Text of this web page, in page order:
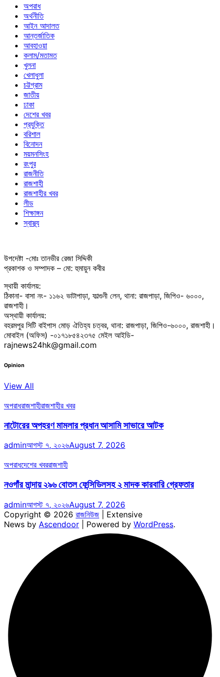
অপরাধ
অর্থনীতি
আইন আদালত
আন্তর্জাতিক
আবহাওয়া
কলাম/মতামত
খুলনা
খেলাধুলা
চট্টগ্রাম
জাতীয়
ঢাকা
দেশের খবর
প্রযুক্তি
বরিশাল
বিনোদন
ময়মনসিংহ
রংপুর
রাজনীতি
রাজশাহী
রাজশাহীর খবর
লীড
শিক্ষাঙ্গন
স্বাস্থ্য
উপদেষ্টা -মোঃ তানভীর রেজা সিদ্দিকী
প্রকাশক ও সম্পাদক – মো: হুমায়ুন কবীর
স্থায়ী কার্যালয়:
ঠিকানা- বাসা নং- ১১৬২ ভাটাপাড়া, ফাল্গুনী লেন, থানা: রাজপাড়া, জিপিও- ৬০০০,
রাজশাহী।
অস্থায়ী কার্যালয়:
বহরমপুর সিটি বাইপাস মোড় ঐতিহ্য চত্বর, থানা: রাজপাড়া, জিপিও-৬০০০, রাজশাহী।
মোবাইল (অফিস) -০১৭১৮৫৪২৩৭৫ মেইল আইডি-
rajnews24hk@gmail.com
Opinion
View All
অপরাধরাজশাহীরাজশাহীর খবর
নাটোরের অপহরণ মামলার প্রধান আসামি সাভারে আটক
adminআগস্ট ৭, ২০২৬August 7, 2026
অপরাধদেশের খবররাজশাহী
নওগাঁর মান্দায় ২৯৬ বোতল ফেন্সিডিলসহ ২ মাদক কারবারি গ্রেফতার
adminআগস্ট ৭, ২০২৬August 7, 2026
Copyright © 2026 রাজনিউজ | Extensive
News by Ascendoor | Powered by WordPress.